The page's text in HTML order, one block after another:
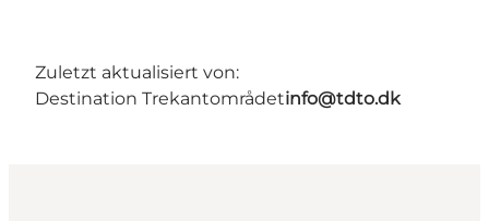
Zuletzt aktualisiert von:
Destination Trekantområdetinfo@tdto.dk